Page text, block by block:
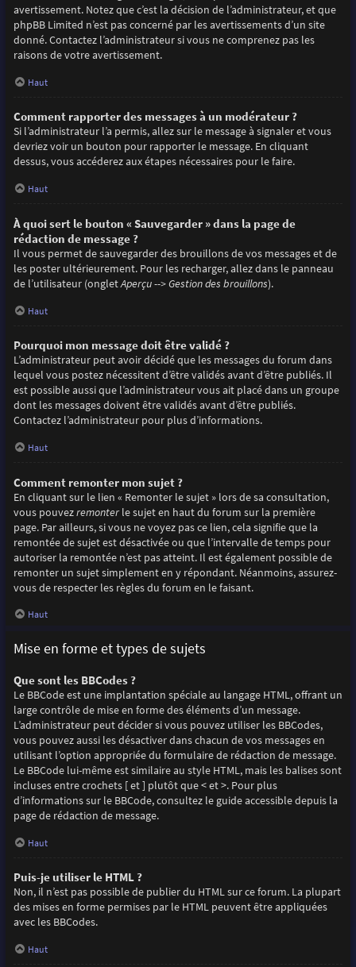
avertissement. Notez que c’est la décision de l’administrateur, et que
phpBB Limited n’est pas concerné par les avertissements d’un site
donné. Contactez l’administrateur si vous ne comprenez pas les
raisons de votre avertissement.
Haut
Comment rapporter des messages à un modérateur ?
Si l’administrateur l’a permis, allez sur le message à signaler et vous
devriez voir un bouton pour rapporter le message. En cliquant
dessus, vous accéderez aux étapes nécessaires pour le faire.
Haut
À quoi sert le bouton « Sauvegarder » dans la page de
rédaction de message ?
Il vous permet de sauvegarder des brouillons de vos messages et de
les poster ultérieurement. Pour les recharger, allez dans le panneau
de l’utilisateur (ongletAperçu --> Gestion des brouillons).
Haut
Pourquoi mon message doit être validé ?
L’administrateur peut avoir décidé que les messages du forum dans
lequel vous postez nécessitent d’être validés avant d’être publiés. Il
est possible aussi que l’administrateur vous ait placé dans un groupe
dont les messages doivent être validés avant d’être publiés.
Contactez l’administrateur pour plus d’informations.
Haut
Comment remonter mon sujet ?
En cliquant sur le lien « Remonter le sujet » lors de sa consultation,
vous pouvezremonterle sujet en haut du forum sur la première
page. Par ailleurs, si vous ne voyez pas ce lien, cela signifie que la
remontée de sujet est désactivée ou que l’intervalle de temps pour
autoriser la remontée n’est pas atteint. Il est également possible de
remonter un sujet simplement en y répondant. Néanmoins, assurez-
vous de respecter les règles du forum en le faisant.
Haut
Mise en forme et types de sujets
Que sont les BBCodes ?
Le BBCode est une implantation spéciale au langage HTML, offrant un
large contrôle de mise en forme des éléments d’un message.
L’administrateur peut décider si vous pouvez utiliser les BBCodes,
vous pouvez aussi les désactiver dans chacun de vos messages en
utilisant l’option appropriée du formulaire de rédaction de message.
Le BBCode lui-même est similaire au style HTML, mais les balises sont
incluses entre crochets [ et ] plutôt que < et >. Pour plus
d’informations sur le BBCode, consultez le guide accessible depuis la
page de rédaction de message.
Haut
Puis-je utiliser le HTML ?
Non, il n’est pas possible de publier du HTML sur ce forum. La plupart
des mises en forme permises par le HTML peuvent être appliquées
avec les BBCodes.
Haut